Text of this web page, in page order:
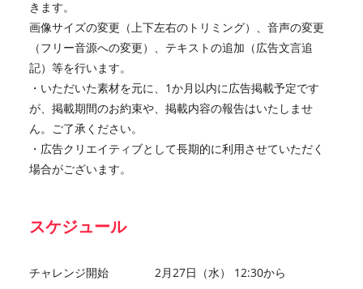
きます。
画像サイズの変更（上下左右のトリミング）、音声の変更
（フリー音源への変更）、テキストの追加（広告文言追
記）等を行います。
・いただいた素材を元に、1か月以内に広告掲載予定です
が、掲載期間のお約束や、掲載内容の報告はいたしませ
ん。ご了承ください。
・広告クリエイティブとして長期的に利用させていただく
場合がございます。
スケジュール
チャレンジ開始 2月27日（水） 12:30から